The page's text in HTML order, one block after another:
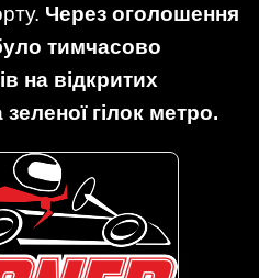
Через оголошення
тимчасово
на відкритих
гілок метро.